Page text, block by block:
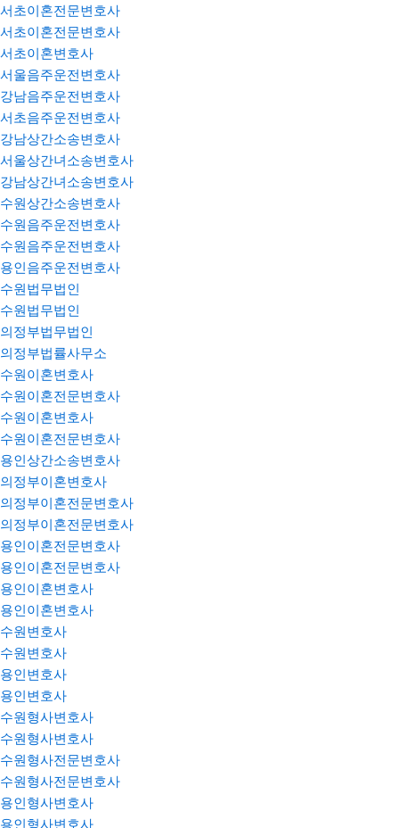
서초이혼전문변호사
서초이혼전문변호사
서초이혼변호사
서울음주운전변호사
강남음주운전변호사
서초음주운전변호사
강남상간소송변호사
서울상간녀소송변호사
강남상간녀소송변호사
수원상간소송변호사
수원음주운전변호사
수원음주운전변호사
용인음주운전변호사
수원법무법인
수원법무법인
의정부법무법인
의정부법률사무소
수원이혼변호사
수원이혼전문변호사
수원이혼변호사
수원이혼전문변호사
용인상간소송변호사
의정부이혼변호사
의정부이혼전문변호사
의정부이혼전문변호사
용인이혼전문변호사
용인이혼전문변호사
용인이혼변호사
용인이혼변호사
수원변호사
수원변호사
용인변호사
용인변호사
수원형사변호사
수원형사변호사
수원형사전문변호사
수원형사전문변호사
용인형사변호사
용인형사변호사